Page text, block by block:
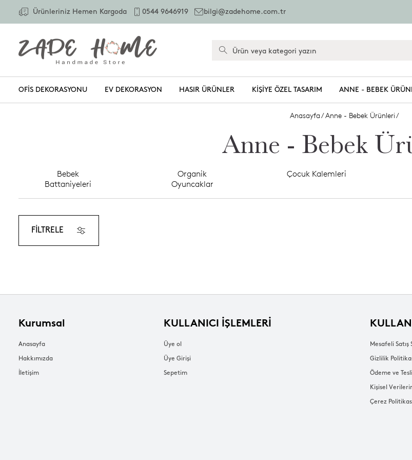
Ürünleriniz Hemen Kargoda 0544 9646919 bilgi@zadehome.com.tr
OFIS DEKORASYONU EV DEKORASYON HASIR ÜRÜNLER KIŞIYE ÖZEL TASARIM ANNE - BEBEK
Anasayfa/Anne - Bebek Ürünleri/
Anne - Bebek
Bebek
Battaniyeleri
Organik
Oyuncaklar
Çocuk Kalemleri
FİLTRELE
Kurumsal
Anasayfa
Hakkımızda
İletişim
KULLANICI İŞLEMLERİ
Üye ol
Üye Girişi
Sepetim
Mesafeli Satış
Gizlilik
Ödeme ve
Kişisel
Çerez